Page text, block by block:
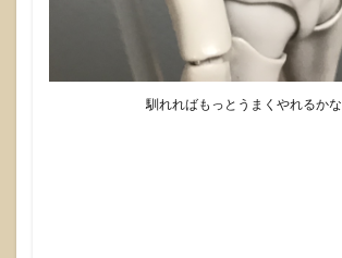
馴れればもっとうまくやれるかな